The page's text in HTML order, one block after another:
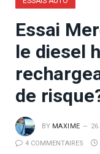
Essai
le diesel
de
BY MAXIME 26
4 COMMENTAIRES